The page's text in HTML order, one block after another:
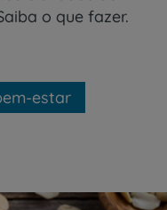
o que fazer.
estar